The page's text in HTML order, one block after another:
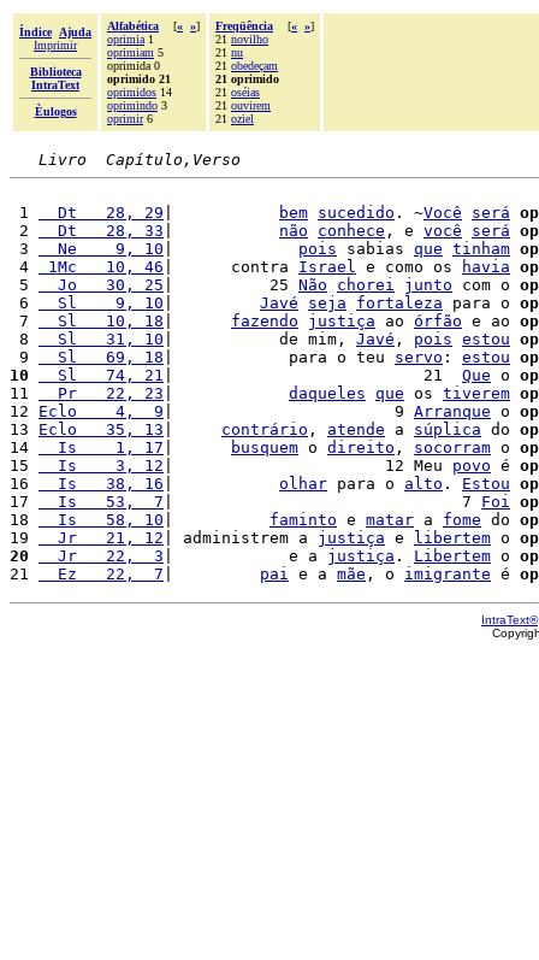
Índice
Ajuda
Imprimir
Biblioteca
IntraText
Èulogos
Alfabética [« »]
oprimia 1
oprimiam 5
oprimida 0
oprimido 21
oprimidos 14
oprimindo 3
oprimir6
Freqüência [« »]
21 novilho
21 nu
21 obedeçam
21 oprimido
21 oséias
21 ouvirem
21 oziel
Livro  Capítulo,Verso
1
  Dt   28, 29
bem sucedido . ~Você será
2
  Dt   28, 33
não conhece , e você será
3
  Ne    9, 10
pois sabias que tinham
4
1Mc   10, 46 |      contra Israel e como os havia
5
  Jo   30, 25
|          25 Não chorei junto com o
6
  Sl    9, 10
Javé seja fortaleza para o
7
  Sl   10, 18
fazendo justiça ao órfão e ao
8
  Sl   31, 10
|           de mim, Javé , pois estou
9
  Sl   69, 18
|            para o teu servo : estou
10
  Sl   74, 21
|                          21 Que o
11
  Pr   22, 23
daqueles que os tiverem
12 Eclo    4,  9 |                       9 Arranque o
13 Eclo   35, 13 contrário , atende a súplica do
14
  Is    1, 17
busquem o direito , socorram o
15
  Is    3, 12
|                      12 Meu povo é
16
  Is   38, 16
olhar para o alto . Estou
17
  Is   53,  7
|                              7 Foi
18
  Is   58, 10
faminto e matar a fome do
19
  Jr   21, 12
| administrem a justiça e libertem o
20
  Jr   22,  3
|            e a justiça . Libertem o
21
  Ez   22,  7
pai e a mãe , o imigrante é
IntraText®